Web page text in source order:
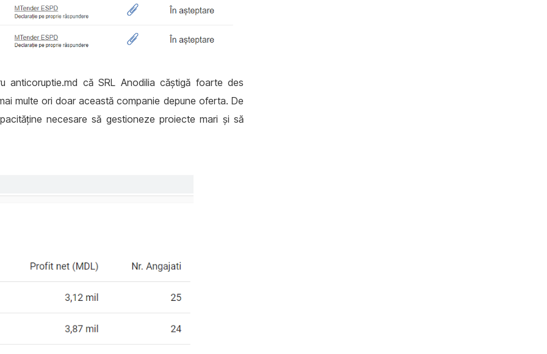
anticoruptie.md că SRL Anodilia căștigă foarte des
multe ori doar această companie depune oferta. De
necesare să gestioneze proiecte mari și să